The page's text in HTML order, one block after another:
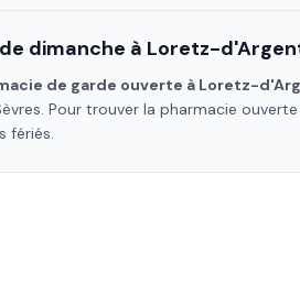
dimanche à Loretz-
de garde ouverte à Loretz-
. Pour trouver la pharmacie
fériés.